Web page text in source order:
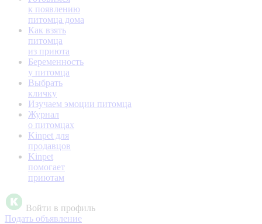
к появлению
питомца дома
Как взять
питомца
из приюта
Беременность
у питомца
Выбрать
кличку
Изучаем эмоции питомца
Журнал
о питомцах
Kinpet для
продавцов
Kinpet
помогает
приютам
Войти в профиль
Подать объявление